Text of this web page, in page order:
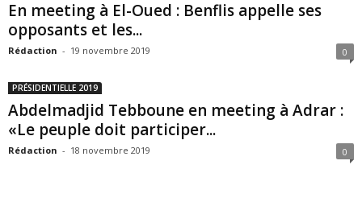
En meeting à El-Oued : Benflis appelle ses
opposants et les...
Rédaction - 19 novembre 2019 0
PRÉSIDENTIELLE 2019
Abdelmadjid Tebboune en meeting à Adrar :
«Le peuple doit participer...
Rédaction - 18 novembre 2019 0